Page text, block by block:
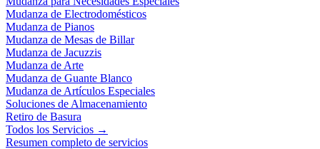
Mudanza de Electrodomésticos
Mudanza de Pianos
Mudanza de Mesas de Billar
Mudanza de Jacuzzis
Mudanza de Arte
Mudanza de Guante Blanco
Mudanza de Artículos Especiales
Soluciones de Almacenamiento
Retiro de Basura
Todos los Servicios →
Resumen completo de servicios